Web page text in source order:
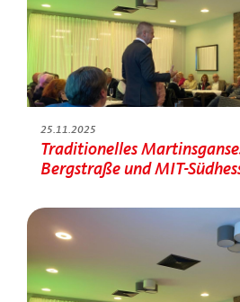
25.11.2025
Traditionelles
Bergstraße und MIT-